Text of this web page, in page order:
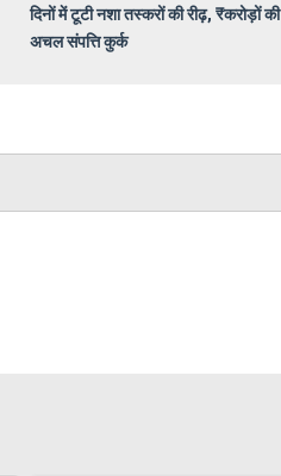
दिनों में टूटी नशा तस्करों की रीढ़, ₹करोड़ों की
अचल संपत्ति कुर्क